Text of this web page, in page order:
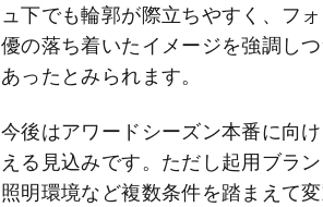
ュ下でも輪郭が際立ちやすく、フ
優の落ち着いたイメージを強調し
あったとみられます。
今後はアワードシーズン本番に向
える見込みです。ただし起用ブラ
照明環境など複数条件を踏まえて